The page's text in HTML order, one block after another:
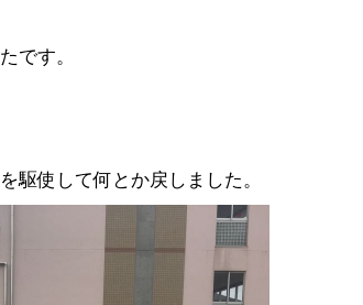
です。
駆使して何とか戻しました。